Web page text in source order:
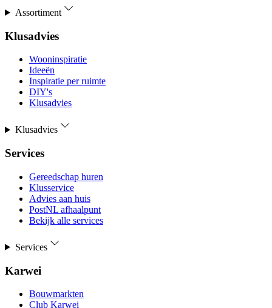
Assortiment
Klusadvies
Wooninspiratie
Ideeën
Inspiratie per ruimte
DIY's
Klusadvies
Klusadvies
Services
Gereedschap huren
Klusservice
Advies aan huis
PostNL afhaalpunt
Bekijk alle services
Services
Karwei
Bouwmarkten
Club Karwei